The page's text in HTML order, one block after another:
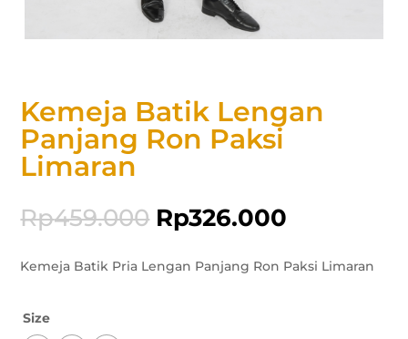
Kemeja Batik Lengan
Panjang Ron Paksi
Limaran
Rp459.000 Rp326.000
Kemeja Batik Pria Lengan Panjang Ron Paksi Limaran
Size